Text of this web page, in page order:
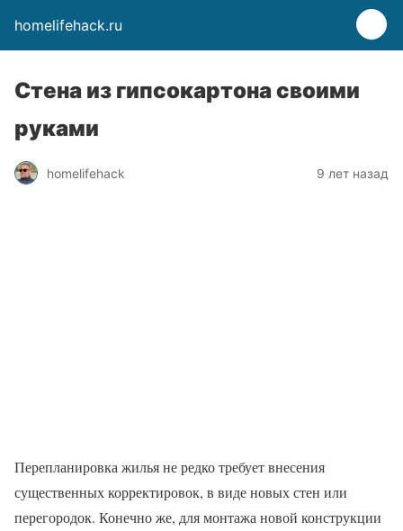
homelifehack.ru
Стена из гипсокартона своими
руками
homelifehack 9 лет назад
Перепланировка жилья не редко требует внесения
существенных корректировок, в виде новых стен или
перегородок. Конечно же, для монтажа новой конструкции